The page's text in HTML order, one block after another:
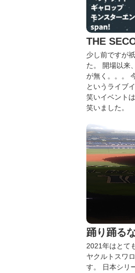
THE
少し前ですが
た。
開場以来
が無く。。。
というライブ
笑いイベント
笑いました。
踊り踊る
2021年はとて
ヤクルトスワ
す。
日本シリ